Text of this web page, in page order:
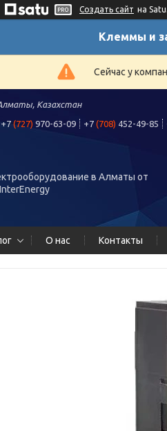
Создать сайт на
Клеммы и
Сейчас у
Казахстан
+7 (727) 970-63-09 +7 (708) 452-49-85
в Алматы от
О нас Контакты